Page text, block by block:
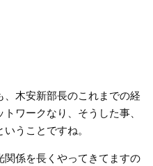
木安新部長のこれまでの経
ワークなり、そうした事、
うことですね。
係を長くやってきてますの